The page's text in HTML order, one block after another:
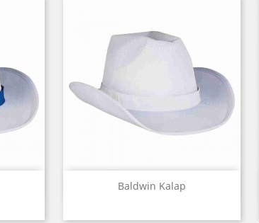
Baldwin Kalap
Előnézet